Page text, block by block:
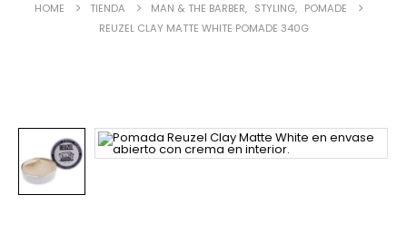
HOME TIENDA MAN & THE BARBER, STYLING, POMADE
REUZEL CLAY MATTE WHITE POMADE 340G